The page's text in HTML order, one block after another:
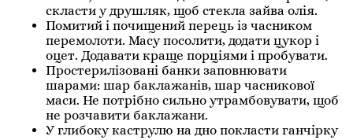
скласти у друшляк, щоб стекла зайва олія.
Помитий і почищений перець із часником
перемолоти. Масу посолити, додати цукор і
оцет. Додавати краще порціями і пробувати.
Простерилізовані банки заповнювати
шарами: шар баклажанів, шар часникової
маси. Не потрібно сильно утрамбовувати, щоб
не розчавити баклажани.
У глибоку каструлю на дно покласти ганчірку